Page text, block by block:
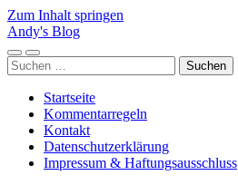
Zum Inhalt springen
Andy's Blog
Mobile-
Menü
Suchfeld
ein-/ausblenden
Suchen
nach:
Startseite
Kommentarregeln
Kontakt
Datenschutzerklärung
Impressum & Haftungsausschluss